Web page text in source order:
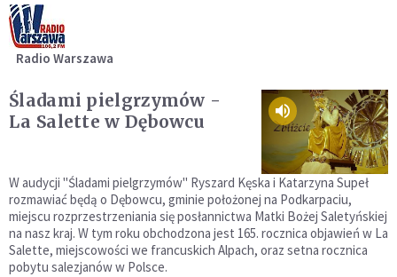
Radio Warszawa
Śladami pielgrzymów -
La Salette w Dębowcu
W audycji "Śladami pielgrzymów" Ryszard Kęska i Katarzyna Supeł
rozmawiać będą o Dębowcu, gminie położonej na Podkarpaciu,
miejscu rozprzestrzeniania się posłannictwa Matki Bożej Saletyńskiej
na nasz kraj. W tym roku obchodzona jest 165. rocznica objawień w La
Salette, miejscowości we francuskich Alpach, oraz setna rocznica
pobytu salezjanów w Polsce.